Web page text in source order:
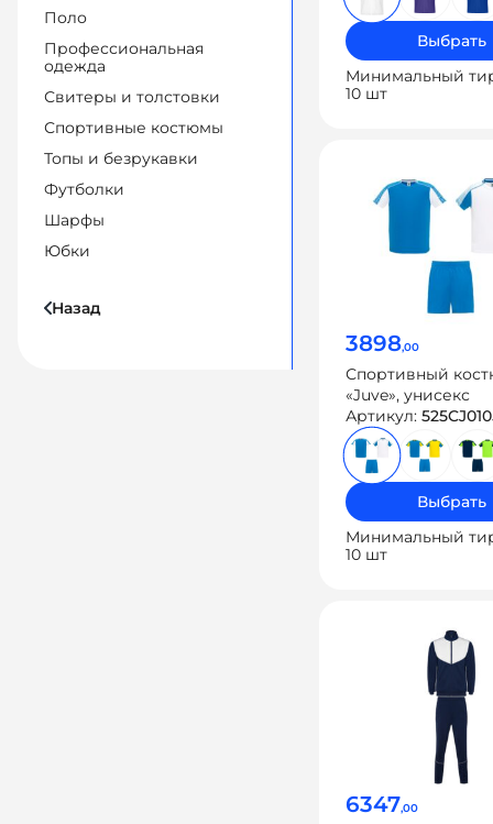
Поло
Профессиональная
одежда
Свитеры и толстовки
Спортивные костюмы
Топы и безрукавки
Футболки
Шарфы
Юбки
Назад
Выбрать
Минимальный
10 шт
3898,00
Спортивный
«Juve», унисекс
Артикул:
Выбрать
Минимальный
10 шт
6347,00